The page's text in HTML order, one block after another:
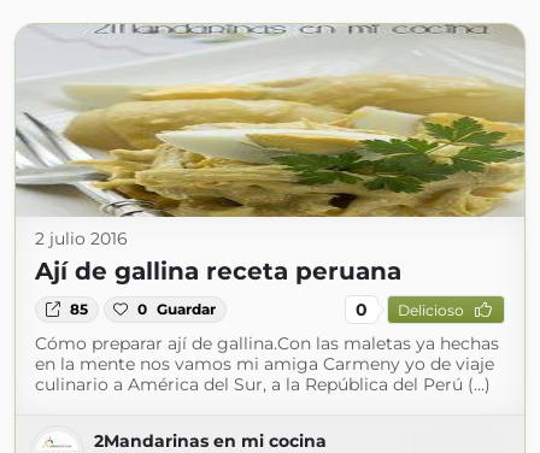
2 julio 2016
Ají de gallina receta peruana
85 0 Guardar 0 Delicioso
Cómo preparar ají de gallina.Con las maletas ya hechas
en la mente nos vamos mi amiga Carmeny yo de viaje
culinario a América del Sur, a la República del Perú (...)
2Mandarinas en mi cocina